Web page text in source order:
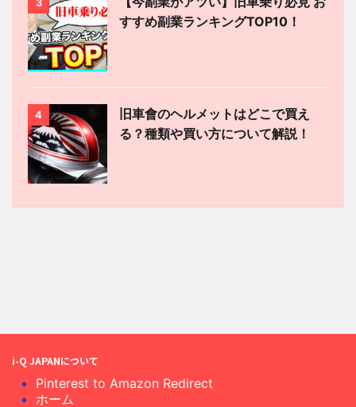
3
すすめ副業ランキングTOP10！
4
旧車會のヘルメットはどこで買え
る？種類や買い方について解説！
i-Q JAPANについて
Pinterest to Amazon Redirect
ホーム